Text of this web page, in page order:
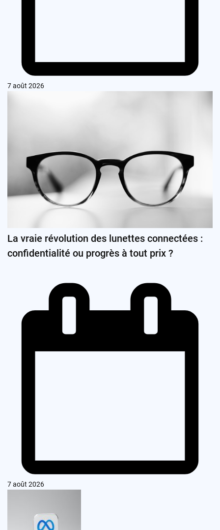
7 août 2026
La vraie révolution des lunettes connectées :
confidentialité ou progrès à tout prix ?
7 août 2026